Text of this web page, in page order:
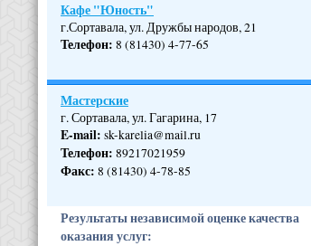
Кафе "Юность"
г.Сортавала, ул. Дружбы народов, 21
Телефон: 8 (81430) 4-77-65
Мастерские
г. Сортавала, ул. Гагарина, 17
E-mail: sk-karelia@mail.ru
Телефон: 89217021959
Факс: 8 (81430) 4-78-85
Результаты независимой оценке качества
оказания услуг: